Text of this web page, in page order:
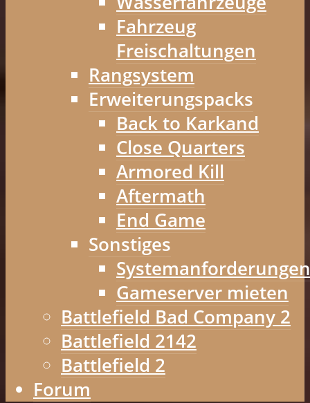
Fahrzeug
Freischaltungen
Rangsystem
Erweiterungspacks
Back to Karkand
Close Quarters
Armored Kill
Aftermath
End Game
Sonstiges
Systemanforderungen
Gameserver mieten
Battlefield Bad Company 2
Battlefield 2142
Battlefield 2
Forum